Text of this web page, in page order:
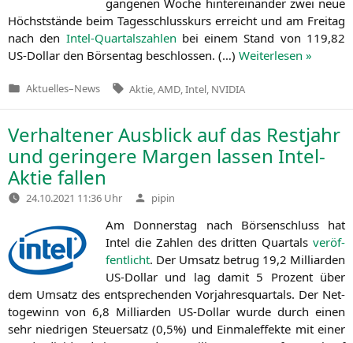
Höchst­stän­de beim Tages­schluss­kurs erreicht und am Frei­tag
nach den Intel-Quar­tals­zah­len bei einem Stand von 119,82
US-Dol­lar den Bör­sen­tag beschlos­sen. (…) Wei­ter­le­sen »
Veröffentlicht
Aktuelles–News Tags:
Aktie AMD Intel NVIDIA
Verhaltener Ausblick auf das Restjahr
und geringere Margen lassen Intel-
Aktie fallen
24.10.2021 11:36 Uhr Verfasst
von
pipin
Am Don­ners­tag nach Bör­sen­schluss hat
Intel die Zah­len des drit­ten Quar­tals ver­öf­
fent­licht. Der Umsatz betrug 19,2 Mil­li­ar­den
US-Dol­lar und lag damit 5 Pro­zent über
dem Umsatz des ent­spre­chen­den Vor­jah­res­quar­tals. Der Net­
to­ge­winn von 6,8 Mil­li­ar­den US-Dol­lar wur­de durch einen
sehr nied­ri­gen Steu­er­satz (0,5%) und Ein­mal­ef­fek­te mit einer